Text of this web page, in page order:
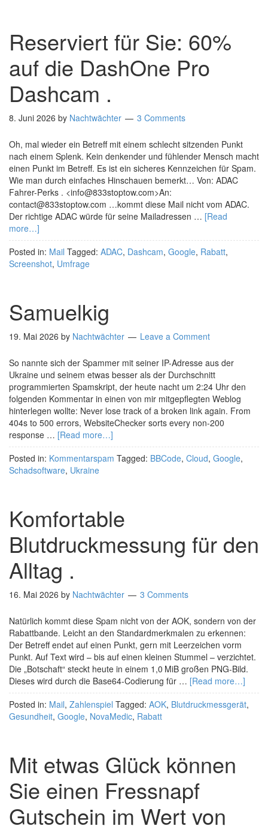
Reserviert für Sie: 60%
auf die DashOne Pro
Dashcam .
8. Juni 2026 by Nachtwächter 3 Comments
Oh, mal wieder ein Betreff mit einem schlecht sitzenden Punkt
nach einem Splenk. Kein denkender und fühlender Mensch macht
einen Punkt im Betreff. Es ist ein sicheres Kennzeichen für Spam.
Wie man durch einfaches Hinschauen bemerkt… Von: ADAC
Fahrer-Perks . <info@833stoptow.com>An:
contact@833stoptow.com …kommt diese Mail nicht vom ADAC.
Der richtige ADAC würde für seine Mailadressen … [Read
more…]
Posted in: Mail Tagged: ADAC, Dashcam, Google, Rabatt,
Screenshot, Umfrage
Samuelkig
19. Mai 2026 by Nachtwächter Leave a Comment
So nannte sich der Spammer mit seiner IP-Adresse aus der
Ukraine und seinem etwas besser als der Durchschnitt
programmierten Spamskript, der heute nacht um 2:24 Uhr den
folgenden Kommentar in einen von mir mitgepflegten Weblog
hinterlegen wollte: Never lose track of a broken link again. From
404s to 500 errors, WebsiteChecker sorts every non-200
response … [Read more…]
Posted in: Kommentarspam Tagged: BBCode, Cloud, Google,
Schadsoftware, Ukraine
Komfortable
Blutdruckmessung für den
Alltag .
16. Mai 2026 by Nachtwächter 3 Comments
Natürlich kommt diese Spam nicht von der AOK, sondern von der
Rabattbande. Leicht an den Standardmerkmalen zu erkennen:
Der Betreff endet auf einen Punkt, gern mit Leerzeichen vorm
Punkt. Auf Text wird – bis auf einen kleinen Stummel – verzichtet.
Die „Botschaft“ steckt heute in einem 1,0 MiB großen PNG-Bild.
Dieses wird durch die Base64-Codierung für … [Read more…]
Posted in: Mail, Zahlenspiel Tagged: AOK, Blutdruckmessgerät,
Gesundheit, Google, NovaMedic, Rabatt
Mit etwas Glück können
Sie einen Fressnapf
Gutschein im Wert von